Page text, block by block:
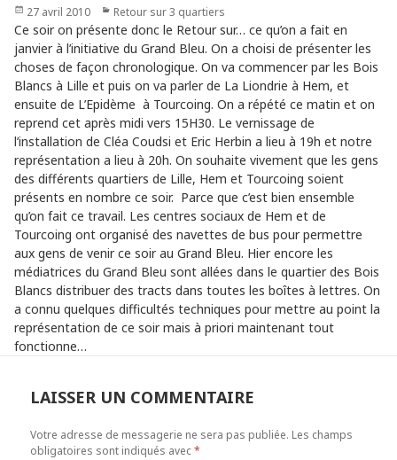
Publié
le
27 avril 2010 Catégories
Retour sur 3 quartiers
Ce soir on présente donc le Retour sur… ce qu’on a fait en
janvier à l’initiative du Grand Bleu. On a choisi de présenter les
choses de façon chronologique. On va commencer par les Bois
Blancs à Lille et puis on va parler de La Liondrie à Hem, et
ensuite de L’Epidème à Tourcoing. On a répété ce matin et on
reprend cet après midi vers 15H30. Le vernissage de
l’installation de Cléa Coudsi et Eric Herbin a lieu à 19h et notre
représentation a lieu à 20h. On souhaite vivement que les gens
des différents quartiers de Lille, Hem et Tourcoing soient
présents en nombre ce soir. Parce que c’est bien ensemble
qu’on fait ce travail. Les centres sociaux de Hem et de
Tourcoing ont organisé des navettes de bus pour permettre
aux gens de venir ce soir au Grand Bleu. Hier encore les
médiatrices du Grand Bleu sont allées dans le quartier des Bois
Blancs distribuer des tracts dans toutes les boîtes à lettres. On
a connu quelques difficultés techniques pour mettre au point la
représentation de ce soir mais à priori maintenant tout
fonctionne…
LAISSER UN COMMENTAIRE
Votre adresse de messagerie ne sera pas publiée. Les champs
obligatoires sont indiqués avec*